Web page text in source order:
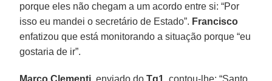
porque eles não chegam a um acordo entre si: “Por
isso eu mandei o secretário de Estado”. Francisco
enfatizou que está monitorando a situação porque “eu
gostaria de ir”.
Marco Clementi , enviado doTg1 , contou-lhe: “Santo